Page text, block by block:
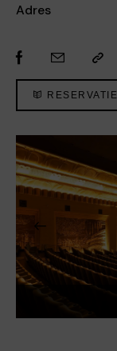
Adres
RESERVATIE